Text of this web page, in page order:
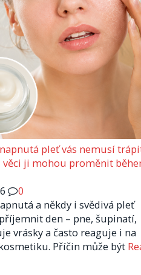
pleť vás nemusí
věci ji mohou proměnit
0
a někdy i svědivá pleť
den – pne, šupinatí,
vrásky a často reaguje i na
Příčin může být